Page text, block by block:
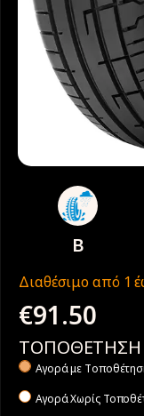
B
Διαθέσιμο από 1
€91.50
ΤΟΠΟΘΕΤΗΣΗ
Αγορά με
Αγορά Χωρίς